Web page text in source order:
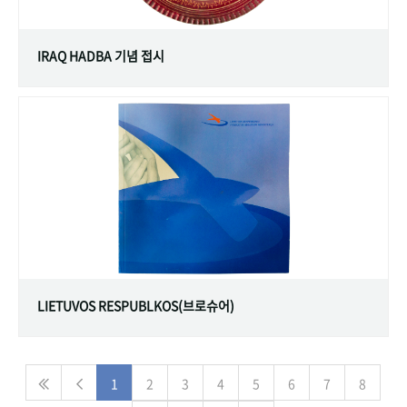
IRAQ HADBA 기념 접시
LIETUVOS RESPUBLKOS(브로슈어)
1 2 3 4 5 6 7 8